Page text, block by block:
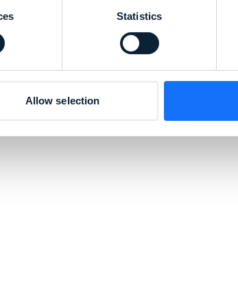
Statistics
Allow selection